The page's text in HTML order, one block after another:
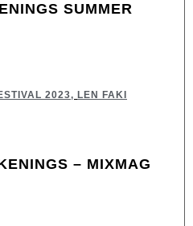
SUMMER
2023, LEN FAKI
– MIXMAG